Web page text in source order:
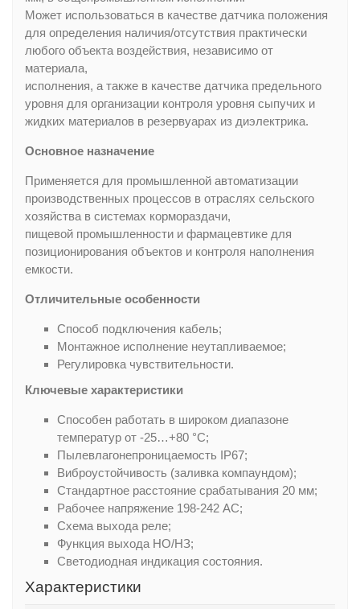
Может использоваться в качестве датчика положения
для определения наличия/отсутствия практически
любого объекта воздействия, независимо от
материала,
исполнения, а также в качестве датчика предельного
уровня для организации контроля уровня сыпучих и
жидких материалов в резервуарах из диэлектрика.
Основное назначение
Применяется для промышленной автоматизации
производственных процессов в отраслях сельского
хозяйства в системах кормораздачи,
пищевой промышленности и фармацевтике для
позиционирования объектов и контроля наполнения
емкости.
Отличительные особенности
Способ подключения кабель;
Монтажное исполнение неутапливаемое;
Регулировка чувствительности.
Ключевые характеристики
Способен работать в широком диапазоне
температур от -25…+80 °С;
Пылевлагонепроницаемость IP67;
Виброустойчивость (заливка компаундом);
Стандартное расстояние срабатывания 20 мм;
Рабочее напряжение 198-242 АС;
Схема выхода реле;
Функция выхода НО/НЗ;
Светодиодная индикация состояния.
Характеристики